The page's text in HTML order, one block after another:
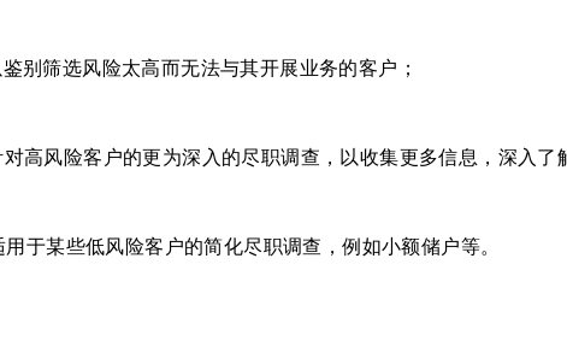
别筛选风险太高而无法与其开展业务的客户；
对高风险客户的更为深入的尽职调查，以收集更多信息，深入
于某些低风险客户的简化尽职调查，例如小额储户等。